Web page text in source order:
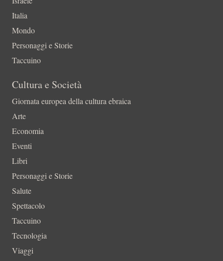
Italia
Mondo
Personaggi e Storie
Taccuino
Cultura e Società
Giornata europea della cultura ebraica
Arte
Economia
Eventi
Libri
Personaggi e Storie
Salute
Spettacolo
Taccuino
Tecnologia
Viaggi